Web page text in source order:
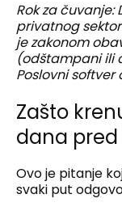
Rok za
privatnog
je zakonom
(odštampani ili
Poslovni
Zašto
dana pred
Ovo je pitanje
svaki put